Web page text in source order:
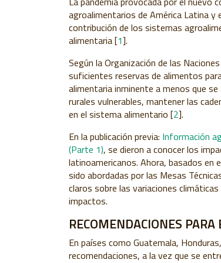
agroalimentarios de América Latina y
contribución de los sistemas
alimentaria [1].
Según la Organización de las
suficientes reservas de alimentos
alimentaria inminente a menos que
rurales vulnerables, mantener las
en el sistema alimentario [2].
En la publicación previa: Información
(Parte 1), se dieron a conocer los
latinoamericanos. Ahora, basados en
sido abordadas por las Mesas
claros sobre las variaciones
impactos.
RECOMENDACIONES
En países como Guatemala,
recomendaciones, a la vez que se